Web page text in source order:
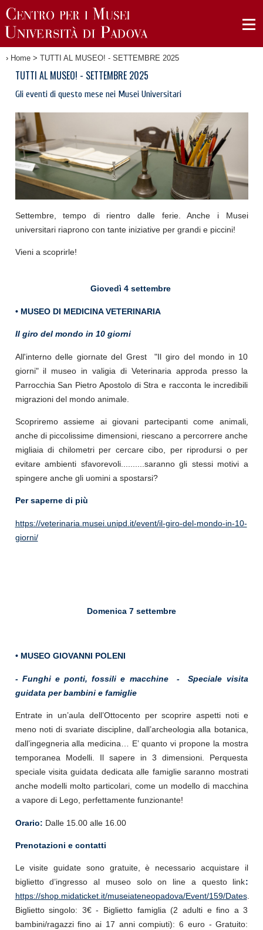
› Home > TUTTI AL MUSEO! - SETTEMBRE 2025
TUTTI AL MUSEO! - SETTEMBRE 2025
Gli eventi di questo mese nei Musei Universitari
Settembre, tempo di rientro dalle ferie. Anche i Musei
universitari riaprono con tante iniziative per grandi e piccini!
Vieni a scoprirle!
Giovedì 4 settembre
• MUSEO DI MEDICINA VETERINARIA
Il giro del mondo in 10 giorni
All'interno delle giornate del Grest "Il giro del mondo in 10
giorni" il museo in valigia di Veterinaria approda presso la
Parrocchia San Pietro Apostolo di Stra e racconta le incredibili
migrazioni del mondo animale.
Scopriremo assieme ai giovani partecipanti come animali,
anche di piccolissime dimensioni, riescano a percorrere anche
migliaia di chilometri per cercare cibo, per riprodursi o per
evitare ambienti sfavorevoli..........saranno gli stessi motivi a
spingere anche gli uomini a spostarsi?
Per saperne di più
https://veterinaria.musei.unipd.it/event/il-giro-del-mondo-in-10-
giorni/
Domenica 7 settembre
• MUSEO GIOVANNI POLENI
- Funghi e ponti, fossili e macchine -Speciale visita
guidata per bambini e famiglie
Entrate in un’aula dell’Ottocento per scoprire aspetti noti e
meno noti di svariate discipline, dall’archeologia alla botanica,
dall’ingegneria alla medicina… E’ quanto vi propone la mostra
temporanea Modelli. Il sapere in 3 dimensioni. Perquesta
speciale visita guidata dedicata alle famiglie saranno mostrati
anche modelli molto particolari, come un modello di macchina
a vapore di Lego, perfettamente funzionante!
Orario: Dalle 15.00 alle 16.00
Prenotazioni e contatti
Le visite guidate sono gratuite, è necessario acquistare il
biglietto d’ingresso al museo solo on line a questo link:
https://shop.midaticket.it/museiateneopadova/Event/159/Dates.
Biglietto singolo: 3€ - Biglietto famiglia (2 adulti e fino a 3
bambini/ragazzi fino ai 17 anni compiuti): 6 euro - Gratuito: